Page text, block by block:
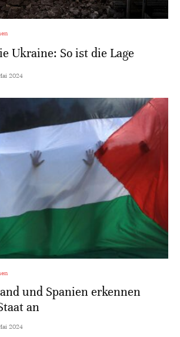
Ukraine: So ist die Lage
2024
und Spanien erkennen
an
2024